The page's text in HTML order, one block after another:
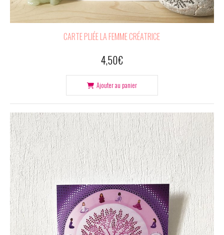
CARTE PLIÉE LA FEMME CRÉATRICE
4,50€
Ajouter au panier